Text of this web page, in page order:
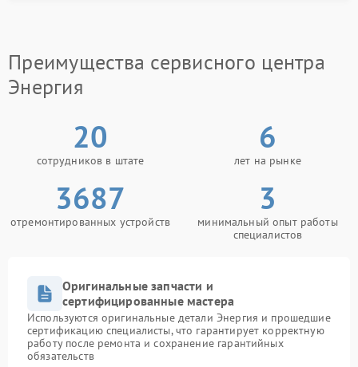
При появлении первых признаков проблемы
разумно заняться решением сразу, чтобы сохранить
серьезных последствий.
Преимущества сервисного центра
Энергия
20
сотрудников в штате
6
лет на рынке
3687
отремонтированных устройств
3
минимальный опыт работы
специалистов
Оригинальные запчасти и
сертифицированные мастера
Используются оригинальные детали Энергия и прошедшие
сертификацию специалисты, что гарантирует корректную
работу после ремонта и сохранение гарантийных
обязательств